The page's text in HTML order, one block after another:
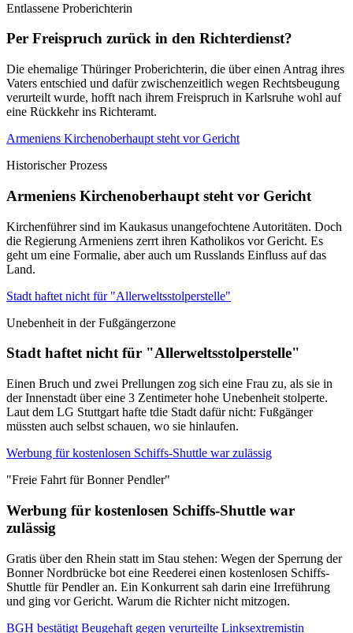
Entlassene Proberichterin
Per Freispruch zurück in den Richterdienst?
Die ehemalige Thüringer Proberichterin, die über einen Antrag ihres
Vaters entschied und dafür zwischenzeitlich wegen Rechtsbeugung
verurteilt wurde, hofft nach ihrem Freispruch in Karlsruhe wohl auf
eine Rückkehr ins Richteramt.
Armeniens Kirchenoberhaupt steht vor Gericht
Historischer Prozess
Armeniens Kirchenoberhaupt steht vor Gericht
Kirchenführer sind im Kaukasus unangefochtene Autoritäten. Doch
die Regierung Armeniens zerrt ihren Katholikos vor Gericht. Es
geht um eine Formalie, aber auch um Russlands Einfluss auf das
Land.
Stadt haftet nicht für "Allerweltsstolperstelle"
Unebenheit in der Fußgängerzone
Stadt haftet nicht für "Allerweltsstolperstelle"
Einen Bruch und zwei Prellungen zog sich eine Frau zu, als sie in
der Innenstadt über eine 3 Zentimeter hohe Unebenheit stolperte.
Laut dem LG Stuttgart hafte tdie Stadt dafür nicht: Fußgänger
müssten auch selbst schauen, wo sie hinlaufen.
Werbung für kostenlosen Schiffs-Shuttle war zulässig
"Freie Fahrt für Bonner Pendler"
Werbung für kostenlosen Schiffs-Shuttle war
zulässig
Gratis über den Rhein statt im Stau stehen: Wegen der Sperrung der
Bonner Nordbrücke bot eine Reederei einen kostenlosen Schiffs-
Shuttle für Pendler an. Ein Konkurrent sah darin eine Irreführung
und ging vor Gericht. Warum die Richter nicht mitzogen.
BGH bestätigt Beugehaft gegen verurteilte Linksextremistin